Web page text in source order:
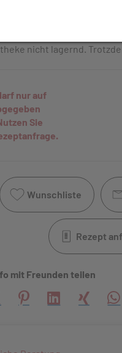
nicht lagernd.
nur auf
Sie
Wunschliste
Rezept
mit Freunden teilen
PinterestLinkedInXing